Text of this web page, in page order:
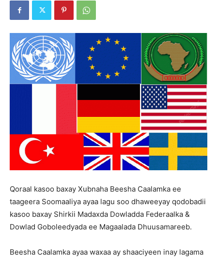
Qoraal kasoo baxay Xubnaha Beesha Caalamka ee
taageera Soomaaliya ayaa lagu soo dhaweeyay qodobadii
kasoo baxay Shirkii Madaxda Dowladda Federaalka &
Dowlad Goboleedyada ee Magaalada Dhuusamareeb.
Beesha Caalamka ayaa waxaa ay shaaciyeen inay lagama